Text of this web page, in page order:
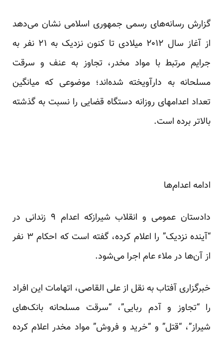
گزارش رسانه‌های رسمی جمهوری اسلامی نشان می‌دهد
از آغاز سال ۲۰۱۲ میلادی تا کنون نزدیک به ۲۱ نفر به
جرایم مرتبط با مواد مخدر، تجاوز به عنف و سرقت
مسلحانه به دارآویخته شده‌اند؛ موضوعی که میانگین
تعداد اعدامهای روزانه دستگاه قضایی را نسبت به گذشته
بالا‌تر برده است.
ادامه اعدام‌ها
دادستان عمومی و انقلاب شیرازکه اعدام ۹ زندانی در
“آینده نزدیک” را اعلام کرده، گفته است که احکام ۳ نفر
از آن‌ها در ملاء عام اجرا می‌شود.
خبرگزاری آفتاب به نقل از علی القاصی، اتهامات این افراد
را “تجاوز و آدم ربایی”، “سرقت مسلحانه بانک‌های
شیراز”، “قتل” و “خرید و فروش” مواد مخدر اعلام کرده